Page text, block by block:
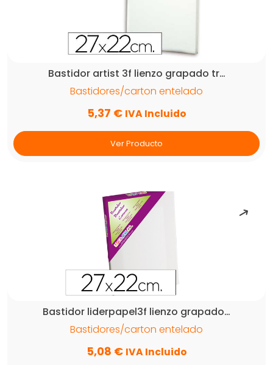
Bastidor artist 3f lienzo grapado tr…
Bastidores/carton entelado
5,37 € IVA Incluido
Ver Producto
Bastidor liderpapel3f lienzo grapado…
Bastidores/carton entelado
5,08 € IVA Incluido